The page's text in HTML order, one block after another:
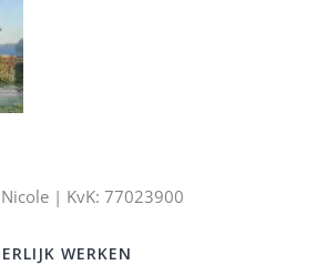
| KvK: 77023900
WERKEN